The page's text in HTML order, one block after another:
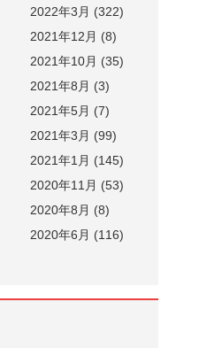
2022年3月 (322)
2021年12月 (8)
2021年10月 (35)
2021年8月 (3)
2021年5月 (7)
2021年3月 (99)
2021年1月 (145)
2020年11月 (53)
2020年8月 (8)
2020年6月 (116)